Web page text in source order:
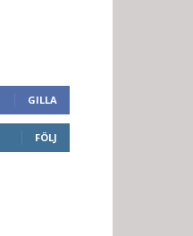
GILLA
FÖLJ